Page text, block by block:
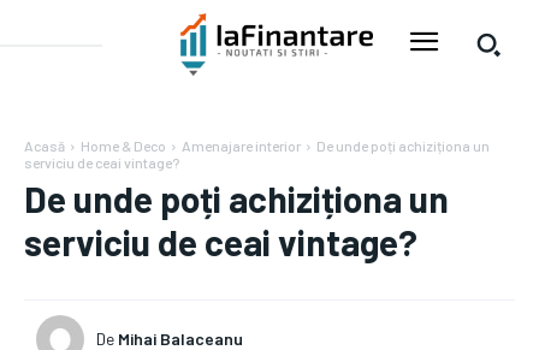
Acasă Home & Deco Amenajare interior
De unde poți achiziționa un
serviciu de ceai vintage?
De unde poți achiziționa un
serviciu de ceai vintage?
De Mihai Balaceanu